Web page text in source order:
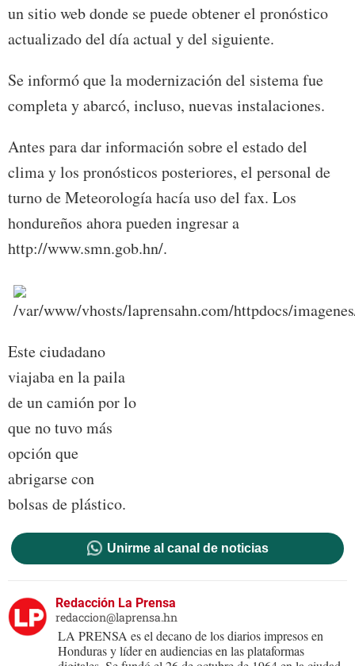
un sitio web donde se puede obtener el pronóstico
actualizado del día actual y del siguiente.
Se informó que la modernización del sistema fue
completa y abarcó, incluso, nuevas instalaciones.
Antes para dar información sobre el estado del
clima y los pronósticos posteriores, el personal de
turno de Meteorología hacía uso del fax. Los
hondureños ahora pueden ingresar a
http://www.smn.gob.hn/.
Este ciudadano
viajaba en la paila
de un camión por lo
que no tuvo más
opción que
abrigarse con
bolsas de plástico.
Unirme al canal de noticias
Redacción La Prensa
redaccion@laprensa.hn
LA PRENSA es el decano de los diarios impresos en
Honduras y líder en audiencias en las plataformas